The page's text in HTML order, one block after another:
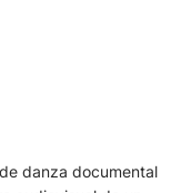
danza documental